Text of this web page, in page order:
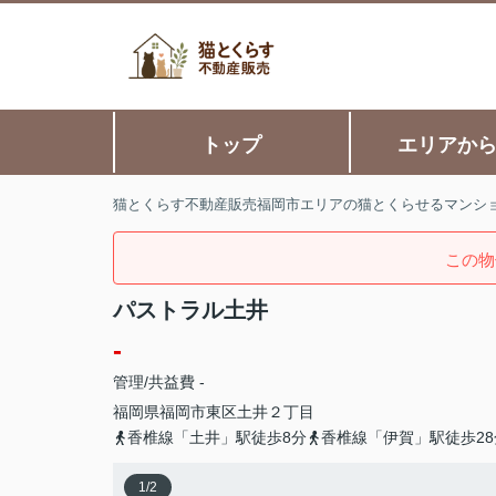
トップ エリアか
猫とくらす不動産販売福岡市エリアの猫とくらせるマンシ
この
パストラル土井
-
管理/共益費 -
福岡県福岡市東区土井２丁目
香椎線「土井」駅徒歩8分
香椎線「伊賀」駅徒歩
1/2